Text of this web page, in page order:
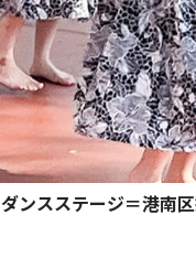
ダンスステージ＝港南